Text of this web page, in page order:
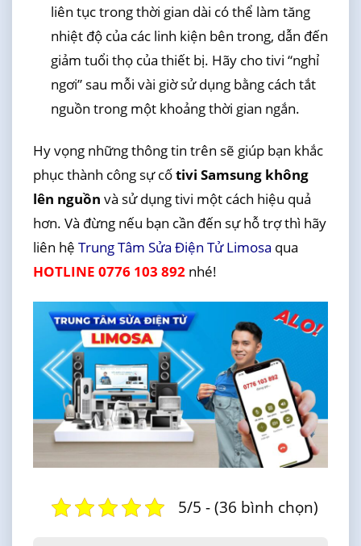
liên tục trong thời gian dài có thể làm tăng
nhiệt độ của các linh kiện bên trong, dẫn đến
giảm tuổi thọ của thiết bị. Hãy cho tivi “nghỉ
ngơi” sau mỗi vài giờ sử dụng bằng cách tắt
nguồn trong một khoảng thời gian ngắn.
Hy vọng những thông tin trên sẽ giúp bạn khắc
phục thành công sự cốtivi Samsung không
lên nguồn và sử dụng tivi một cách hiệu quả
hơn. Và đừng nếu bạn cần đến sự hỗ trợ thì hãy
liên hệ Trung Tâm Sửa Điện Tử Limosa qua
HOTLINE 0776 103 892nhé!
5/5 - (36 bình chọn)